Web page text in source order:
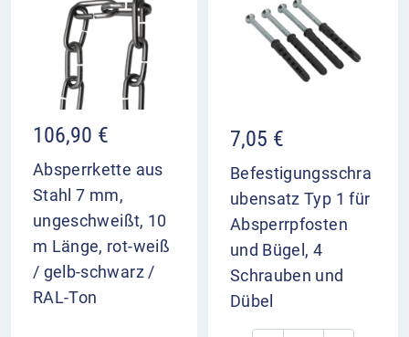
106,90 €
Absperrkette aus
Stahl 7 mm,
ungeschweißt, 10
m Länge, rot-weiß
/ gelb-schwarz /
RAL-Ton
7,05 €
Befestigungsschra
ubensatz Typ 1 für
Absperrpfosten
und Bügel, 4
Schrauben und
Dübel